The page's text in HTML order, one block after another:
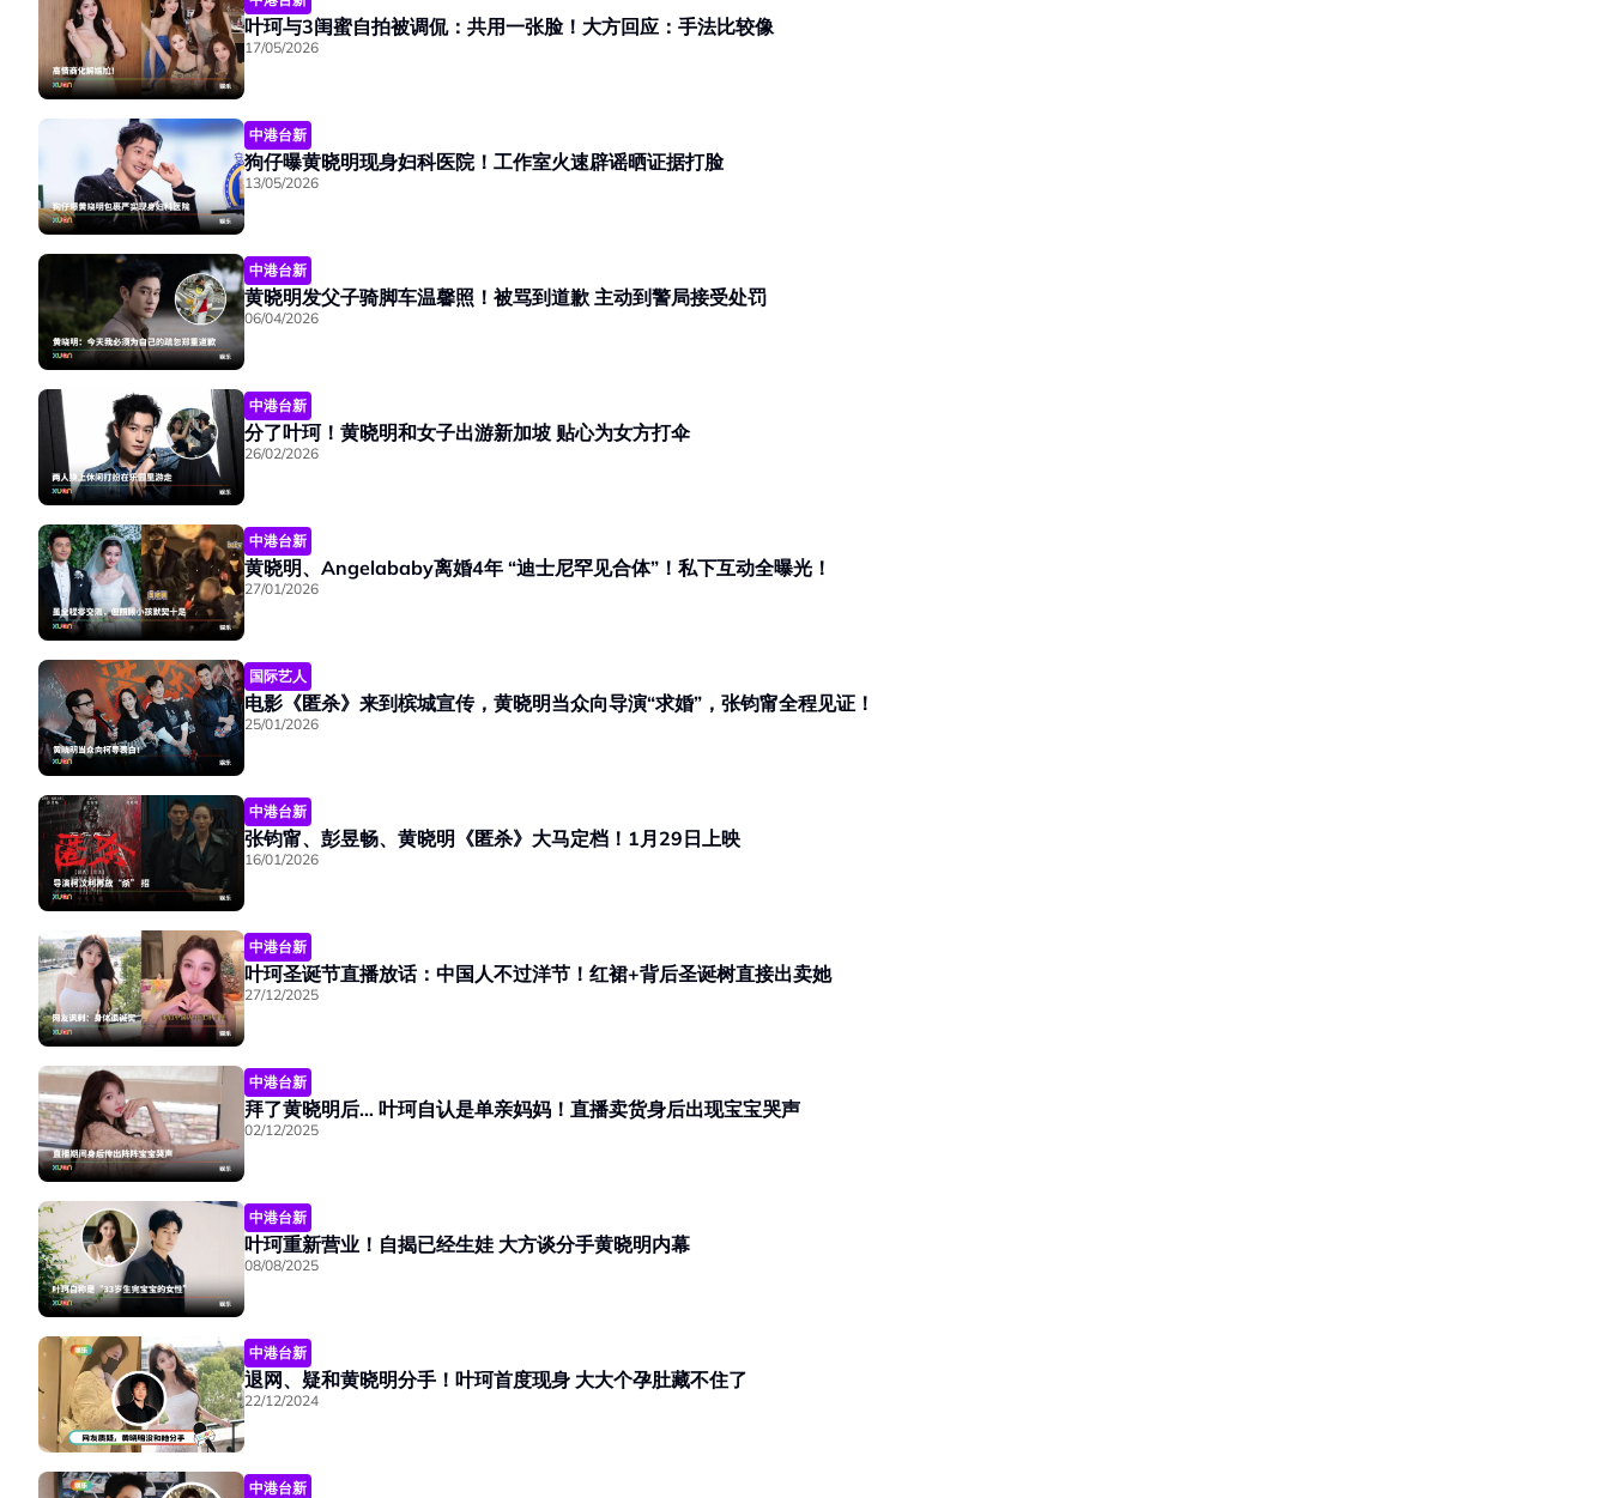
叶珂与3闺蜜自拍被调侃：共用一张脸！大方回应：手法比较像
17/05/2026
中港台新
狗仔曝黄晓明现身妇科医院！工作室火速辟谣晒证据打脸
13/05/2026
中港台新
黄晓明发父子骑脚车温馨照！被骂到道歉 主动到警局接受处罚
06/04/2026
中港台新
分了叶珂！黄晓明和女子出游新加坡 贴心为女方打伞
26/02/2026
中港台新
黄晓明、Angelababy离婚4年 “迪士尼罕见合体”！私下互动全曝光！
27/01/2026
国际艺人
电影《匿杀》来到槟城宣传，黄晓明当众向导演“求婚”，张钧甯全程见证！
25/01/2026
中港台新
张钧甯、彭昱畅、黄晓明《匿杀》大马定档！1月29日上映
16/01/2026
中港台新
叶珂圣诞节直播放话：中国人不过洋节！红裙+背后圣诞树直接出卖她
27/12/2025
中港台新
拜了黄晓明后… 叶珂自认是单亲妈妈！直播卖货身后出现宝宝哭声
02/12/2025
中港台新
叶珂重新营业！自揭已经生娃 大方谈分手黄晓明内幕
08/08/2025
中港台新
退网、疑和黄晓明分手！叶珂首度现身 大大个孕肚藏不住了
22/12/2024
中港台新